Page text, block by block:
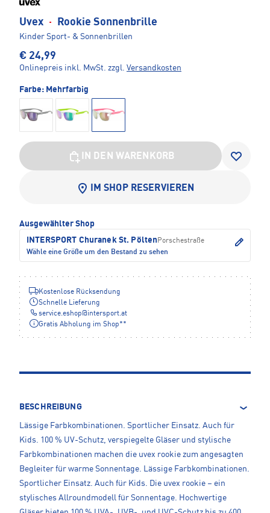
Uvex · Rookie Sonnenbrille
Kinder Sport- & Sonnenbrillen
€ 24,99
Onlinepreis inkl. MwSt. zzgl. Versandkosten
Farbe: Mehrfarbig
IN DEN WARENKORB
IM SHOP RESERVIEREN
Ausgewählter Shop
INTERSPORT Churanek St. Pölten Porschestraße
Wähle eine Größe um den Bestand zu sehen
Kostenlose Rücksendung
Schnelle Lieferung
service.eshop@intersport.at
Gratis Abholung im Shop**
BESCHREIBUNG
Lässige Farbkombinationen. Sportlicher Einsatz. Auch für
Kids. 100 % UV-Schutz, verspiegelte Gläser und stylische
Farbkombinationen machen die uvex rookie zum angesagten
Begleiter für warme Sonnentage. Lässige Farbkombinationen.
Sportlicher Einsatz. Auch für Kids. Die uvex rookie – ein
stylisches Allroundmodell für Sonnentage. Hochwertige